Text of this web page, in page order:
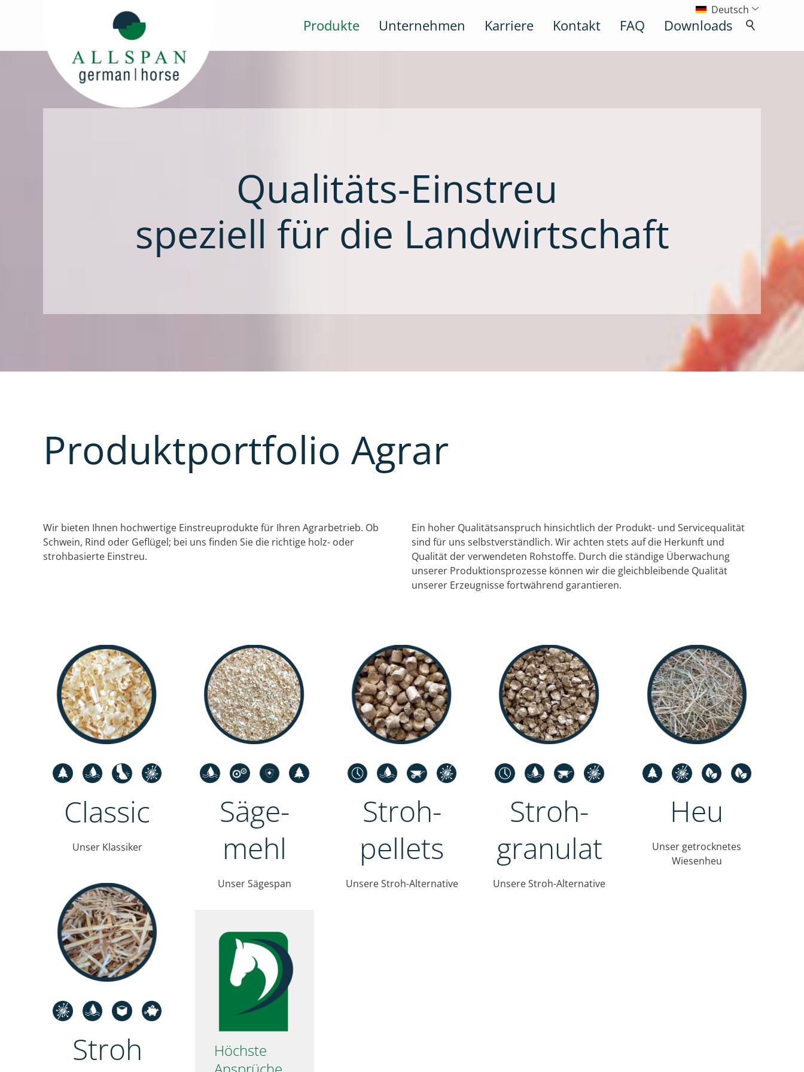
Deutsch
Produkte Unternehmen Karriere Kontakt FAQ Downloads
Qualitäts-Einstreu
speziell für die Landwirtschaft
Produktportfolio Agrar
Wir bieten Ihnen hochwertige Einstreuprodukte für Ihren Agrarbetrieb. Ob
Schwein, Rind oder Geflügel; bei uns finden Sie die richtige holz- oder
strohbasierte Einstreu.
Ein hoher Qualitätsanspruch hinsichtlich der Produkt- und Servicequalität
sind für uns selbstverständlich. Wir achten stets auf die Herkunft und
Qualität der verwendeten Rohstoffe. Durch die ständige Überwachung
unserer Produktionsprozesse können wir die gleichbleibende Qualität
unserer Erzeugnisse fortwährend garantieren.
Classic
Unser Klassiker
Stroh
Säge-
mehl
Unser Sägespan
Höchste
Stroh-
pellets
Unsere Stroh-Alternative
Stroh-
granulat
Unsere Stroh-Alternative
Heu
Unser getrocknetes
Wiesenheu